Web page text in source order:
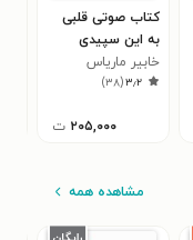
کتاب صوتی قلبی
به این سپیدی
خابیر ماریاس
۳٫۲(۳۸)
۲۰۵,۰۰۰ ت
مشاهده همه